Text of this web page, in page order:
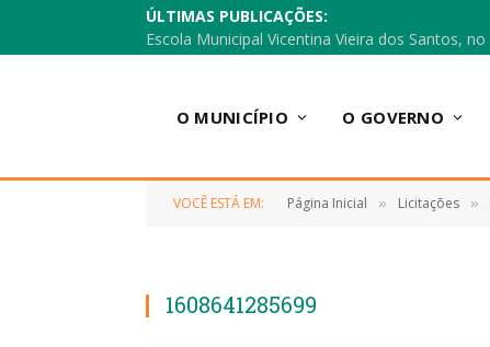
ÚLTIMAS PUBLICAÇÕES:
O MUNICÍPIO O GOVERNO
VOCÊ ESTÁ EM: Página Inicial » Licitações »
1608641285699